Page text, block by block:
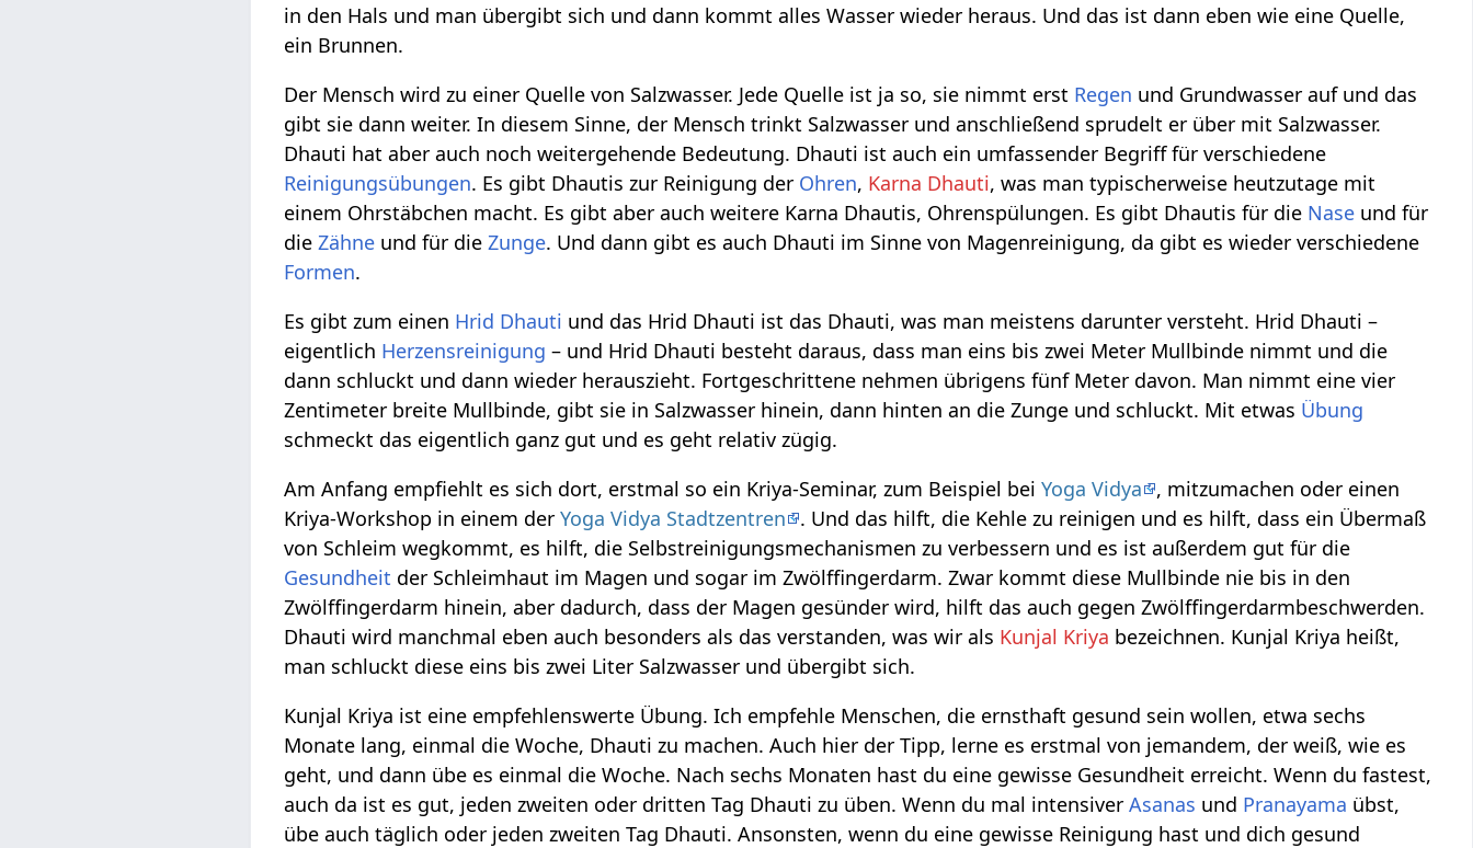
in den Hals und man übergibt sich und dann kommt alles Wasser wieder heraus. Und das ist dann eben wie eine Quelle,
ein Brunnen.
Der Mensch wird zu einer Quelle von Salzwasser. Jede Quelle ist ja so, sie nimmt erst Regen und Grundwasser auf und das
gibt sie dann weiter. In diesem Sinne, der Mensch trinkt Salzwasser und anschließend sprudelt er über mit Salzwasser.
Dhauti hat aber auch noch weitergehende Bedeutung. Dhauti ist auch ein umfassender Begriff für verschiedene
Reinigungsübungen. Es gibt Dhautis zur Reinigung der Ohren, Karna Dhauti, was man typischerweise heutzutage mit
einem Ohrstäbchen macht. Es gibt aber auch weitere Karna Dhautis, Ohrenspülungen. Es gibt Dhautis für die Nase und für
dieZähne und für dieZunge. Und dann gibt es auch Dhauti im Sinne von Magenreinigung, da gibt es wieder verschiedene
Formen.
Es gibt zum einen Hrid Dhauti und das Hrid Dhauti ist das Dhauti, was man meistens darunter versteht. Hrid Dhauti –
eigentlich Herzensreinigung – und Hrid Dhauti besteht daraus, dass man eins bis zwei Meter Mullbinde nimmt und die
dann schluckt und dann wieder herauszieht. Fortgeschrittene nehmen übrigens fünf Meter davon. Man nimmt eine vier
Zentimeter breite Mullbinde, gibt sie in Salzwasser hinein, dann hinten an die Zunge und schluckt. Mit etwas Übung
schmeckt das eigentlich ganz gut und es geht relativ zügig.
Am Anfang empfiehlt es sich dort, erstmal so ein Kriya-Seminar, zum Beispiel beiYoga Vidya
, mitzumachen oder einen
Kriya-Workshop in einem derYoga Vidya Stadtzentren
. Und das hilft, die Kehle zu reinigen und es hilft, dass ein Übermaß
von Schleim wegkommt, es hilft, die Selbstreinigungsmechanismen zu verbessern und es ist außerdem gut für die
Gesundheit der Schleimhaut im Magen und sogar im Zwölffingerdarm. Zwar kommt diese Mullbinde nie bis in den
Zwölffingerdarm hinein, aber dadurch, dass der Magen gesünder wird, hilft das auch gegen Zwölffingerdarmbeschwerden.
Dhauti wird manchmal eben auch besonders als das verstanden, was wir als Kunjal Kriya bezeichnen. Kunjal Kriya heißt,
man schluckt diese eins bis zwei Liter Salzwasser und übergibt sich.
Kunjal Kriya ist eine empfehlenswerte Übung. Ich empfehle Menschen, die ernsthaft gesund sein wollen, etwa sechs
Monate lang, einmal die Woche, Dhauti zu machen. Auch hier der Tipp, lerne es erstmal von jemandem, der weiß, wie es
geht, und dann übe es einmal die Woche. Nach sechs Monaten hast du eine gewisse Gesundheit erreicht. Wenn du fastest,
auch da ist es gut, jeden zweiten oder dritten Tag Dhauti zu üben. Wenn du mal intensiverAsanas und Pranayama übst,
übe auch täglich oder jeden zweiten Tag Dhauti. Ansonsten, wenn du eine gewisse Reinigung hast und dich gesund